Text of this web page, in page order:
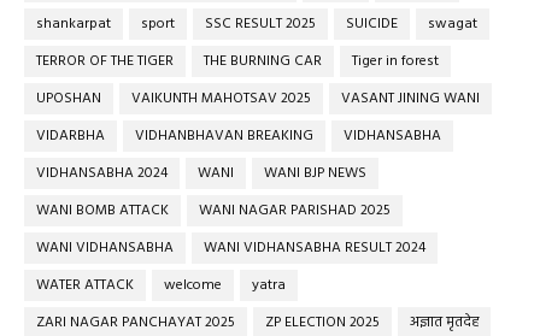
shankarpat
sport SSC RESULT 2025 SUICIDE
swagat
TERROR OF THE TIGER
THE BURNING CAR
Tiger in forest
UPOSHAN
VAIKUNTH MAHOTSAV 2025
VASANT JINING WANI
VIDARBHA
VIDHANBHAVAN BREAKING
VIDHANSABHA
VIDHANSABHA 2024
WANI
WANI BJP NEWS
WANI BOMB ATTACK
WANI NAGAR PARISHAD 2025
WANI VIDHANSABHA
WANI VIDHANSABHA RESULT 2024
WATER ATTACK
welcome
yatra
ZARI NAGAR PANCHAYAT 2025
ZP ELECTION 2025
अज्ञात मृतदेह